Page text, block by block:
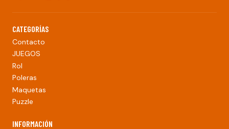
CATEGORÍAS
Contacto
JUEGOS
Rol
Poleras
Maquetas
Puzzle
INFORMACIÓN